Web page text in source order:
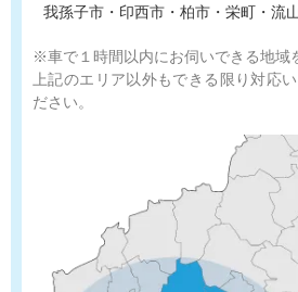
我孫子市・印西市・柏市・栄町・流
※車で１時間以内にお伺いできる地域
上記のエリア以外もできる限り対応
ださい。